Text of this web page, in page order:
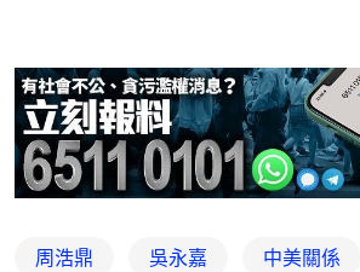
周浩鼎 吳永嘉 中美關係